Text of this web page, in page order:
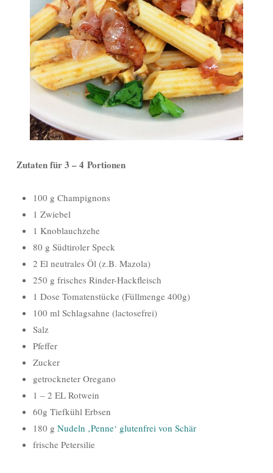
Zutaten für 3 – 4 Portionen
100 g Champignons
1 Zwiebel
1 Knoblauchzehe
80 g Südtiroler Speck
2 El neutrales Öl (z.B. Mazola)
250 g frisches Rinder-Hackfleisch
1 Dose Tomatenstücke (Füllmenge 400g)
100 ml Schlagsahne (lactosefrei)
Salz
Pfeffer
Zucker
getrockneter Oregano
1 – 2 EL Rotwein
60g Tiefkühl Erbsen
180 g Nudeln ‚Penne‘ glutenfrei von Schär
frische Petersilie